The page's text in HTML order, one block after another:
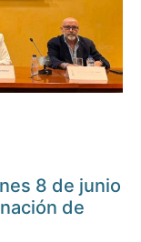
8 de junio
de